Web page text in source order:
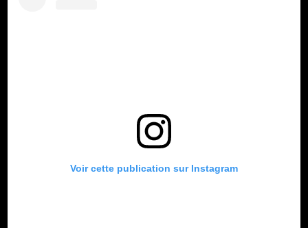
Voir cette publication sur Instagram